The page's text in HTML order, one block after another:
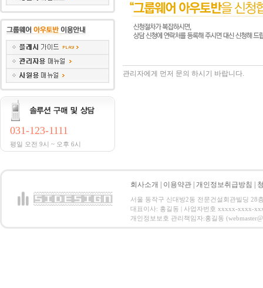
031-123-1111
평일 오전 9시 ~ 오후 6시
관리자에게 먼저 문의 하시기 바랍니다.
회사소개 이용약관 개인정보취급방침
서울 동작구 신대방2동 전문건설회관빌딩 28
대표이사: 홍길동 | 사업자번호 xxxxx-xxxx-
개인정보보호 관리책임자:홍길동